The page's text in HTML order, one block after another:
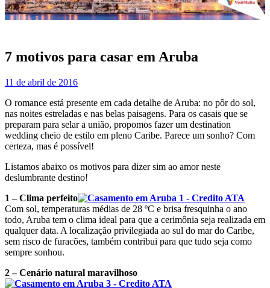
7 motivos para casar em Aruba
11 de abril de 2016
O romance está presente em cada detalhe de Aruba: no pôr do sol,
nas noites estreladas e nas belas paisagens. Para os casais que se
preparam para selar a união, propomos fazer um destination
wedding cheio de estilo em pleno Caribe. Parece um sonho? Com
certeza, mas é possível!
Listamos abaixo os motivos para dizer sim ao amor neste
deslumbrante destino!
1 – Clima perfeito
Com sol, temperaturas médias de 28 ºC e brisa fresquinha o ano
todo, Aruba tem o clima ideal para que a cerimônia seja realizada em
qualquer data. A localização privilegiada ao sul do mar do Caribe,
sem risco de furacões, também contribui para que tudo seja como
sempre sonhou.
2 – Cenário natural maravilhoso